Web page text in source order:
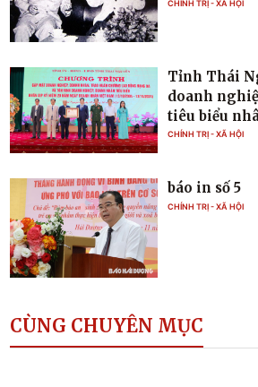
CHÍNH TRỊ - XÃ HỘI
Tỉnh Thái
doanh
tiêu biểu
Doanh nhân
CHÍNH TRỊ - XÃ HỘI
báo in số 5
CHÍNH TRỊ - XÃ HỘI
CÙNG CHUYÊN MỤC